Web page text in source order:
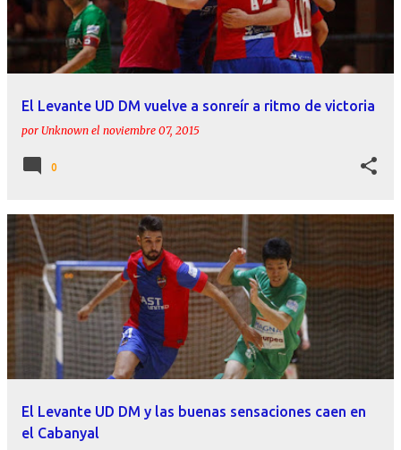
El Levante UD DM vuelve a sonreír a ritmo de victoria
por Unknown el noviembre 07, 2015
0
El Levante UD DM y las buenas sensaciones caen en
el Cabanyal